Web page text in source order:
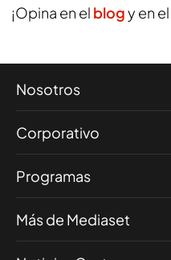
¡Opina en el blogy en el
Nosotros
Corporativo
Programas
Más de Mediaset